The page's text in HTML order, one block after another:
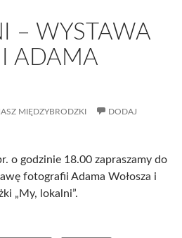
– WYSTAWA
ADAMA
MIĘDZYBRODZKI
DODAJ
o godzinie 18.00 zapraszamy do
fotografii Adama Wołosza i
„My, lokalni”.